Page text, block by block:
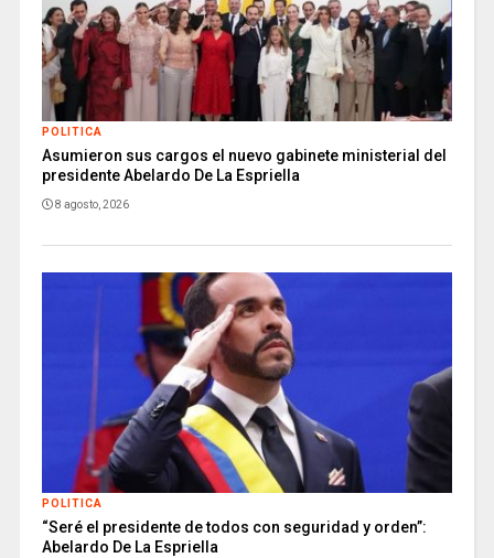
POLITICA
Asumieron sus cargos el nuevo gabinete ministerial del
presidente Abelardo De La Espriella
8 agosto, 2026
POLITICA
“Seré el presidente de todos con seguridad y orden”:
Abelardo De La Espriella